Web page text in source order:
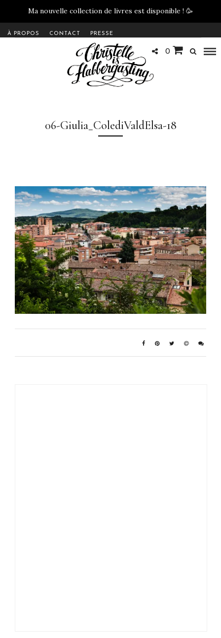
Ma nouvelle collection de livres est disponible ! 🥳
À PROPOS CONTACT PRESSE
0
06-Giulia_ColediValdElsa-18